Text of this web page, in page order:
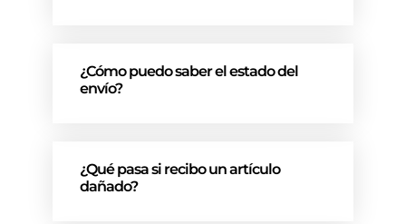
¿Cómo puedo saber el estado del
envío?
¿Qué pasa si recibo un artículo
dañado?